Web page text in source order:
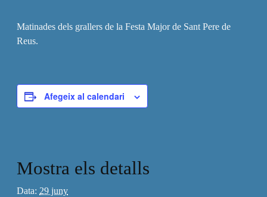
Matinades dels grallers de la Festa Major de Sant Pere de
Reus.
Afegeix al calendari
Mostra els detalls
Data: 29 juny